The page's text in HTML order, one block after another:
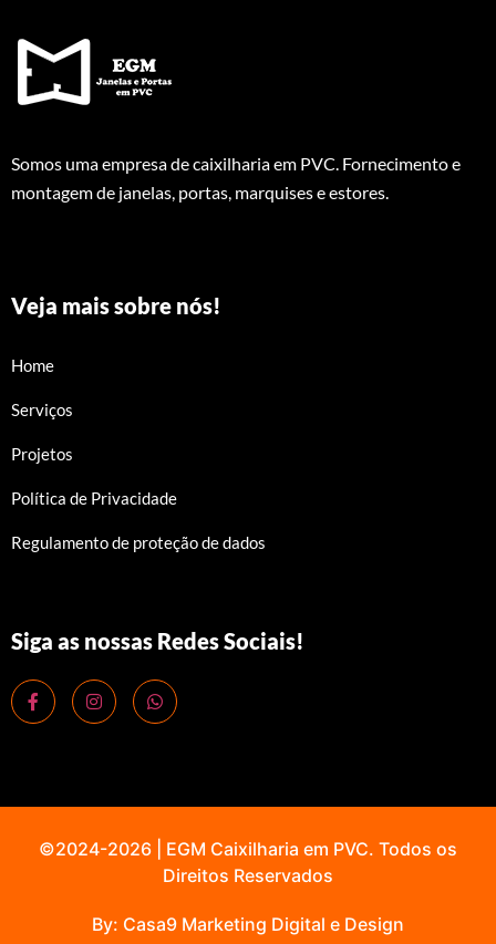
Somos uma empresa de caixilharia em PVC. Fornecimento e
montagem de janelas, portas, marquises e estores.
Veja mais sobre nós!
Home
Serviços
Projetos
Política de Privacidade
Regulamento de proteção de dados
Siga as nossas Redes Sociais!
©2024-2026 | EGM Caixilharia em PVC. Todos os
Direitos Reservados
By: Casa9 Marketing Digital e Design